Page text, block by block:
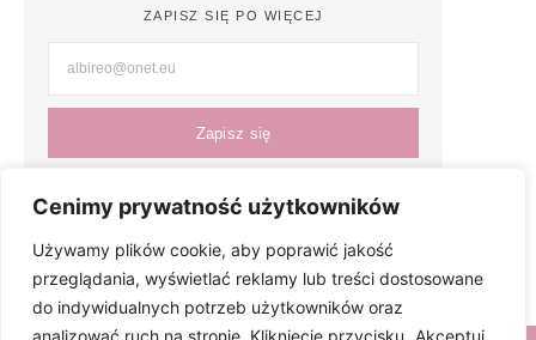
Cenimy prywatność użytkowników
Używamy plików cookie, aby poprawić jakość
przeglądania, wyświetlać reklamy lub treści dostosowane
do indywidualnych potrzeb użytkowników oraz
analizować ruch na stronie. Kliknięcie przycisku „Akceptuj
ZAPISZ SIĘ PO WIĘCEJ
Zapisz się